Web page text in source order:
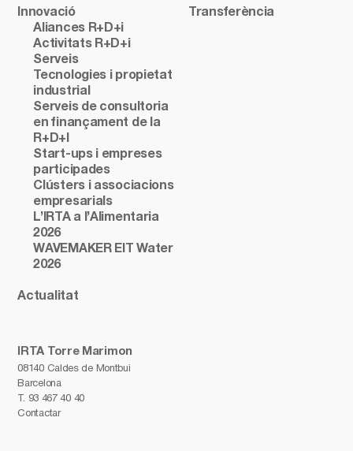
IRTA Torre Marimon
08140 Caldes de Montbui
Barcelona
T. 93 467 40 40
Contactar
Innovació
Aliances R+D+i
Activitats R+D+i
Serveis
Tecnologies i propietat
industrial
Serveis de consultoria
en finançament de la
R+D+I
Start-ups i empreses
participades
Clústers i associacions
empresarials
L’IRTA a l’Alimentaria
2026
WAVEMAKER EIT Water
2026
Transferència
Actualitat